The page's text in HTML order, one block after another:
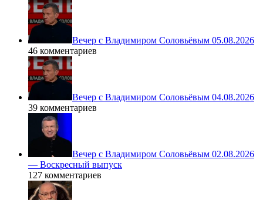
Вечер с Владимиром Соловьёвым 05.08.2026
46 комментариев
Вечер с Владимиром Соловьёвым 04.08.2026
39 комментариев
Вечер с Владимиром Соловьёвым 02.08.2026
— Воскресный выпуск
127 комментариев